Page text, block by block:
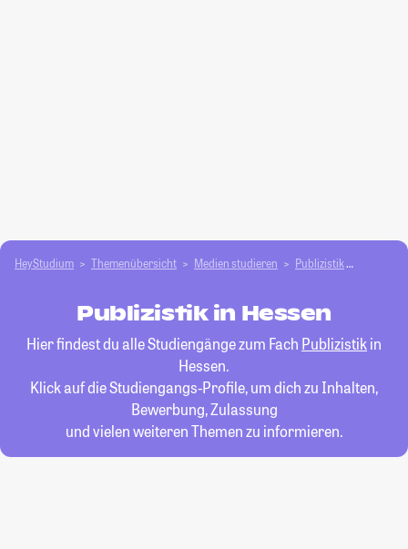
HeyStudium Themenübersicht Medien studieren Publizistik
Publizistik in Hessen
Hier findest du alle Studiengänge zum Fach Publizistikin
Hessen.
Klick auf die Studiengangs-Profile, um dich zu Inhalten,
Bewerbung, Zulassung
und vielen weiteren Themen zu informieren.